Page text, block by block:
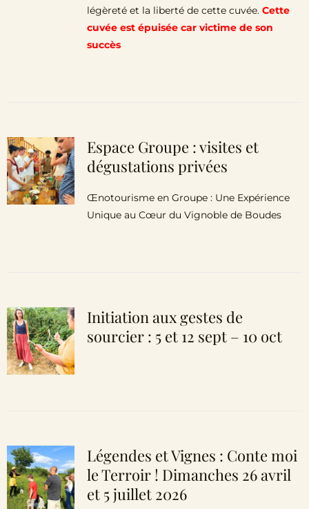
légèreté et la liberté de cette cuvée. Cette
cuvée est épuisée car victime de son
succès
Espace Groupe : visites et
dégustations privées
Œnotourisme en Groupe : Une Expérience
Unique au Cœur du Vignoble de Boudes
Initiation aux gestes de
sourcier : 5 et 12 sept – 10 oct
Légendes et Vignes : Conte moi
le Terroir ! Dimanches 26 avril
et 5 juillet 2026